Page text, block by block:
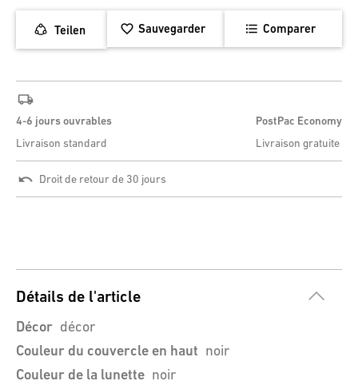
Teilen Sauvegarder Comparer
4-6 jours ouvrables
Livraison standard
PostPac Economy
Livraison gratuite
Droit de retour de 30 jours
Détails de l'article
Décor décor
Couleur du couvercle en haut noir
Couleur de la lunette noir